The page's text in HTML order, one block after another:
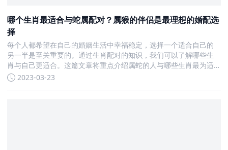
哪个生肖最适合与蛇属配对？属猴的伴侣是最理想的婚配选
择
每个人都希望在自己的婚姻生活中幸福稳定，选择一个适合自己的
另一半是至关重要的。通过生肖配对的知识，我们可以了解哪些生
肖与自己更适合。这篇文章将重点介绍属蛇的人与哪些生肖最为适
合。 属蛇的人与哪些生肖最为适合呢？以下是三个最适合属蛇的生
2023-03-23